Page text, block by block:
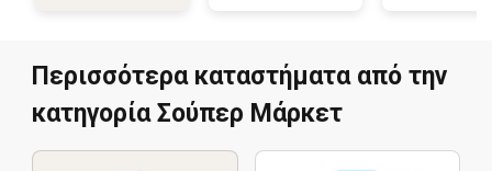
Περισσότερα καταστήματα από την
κατηγορία Σούπερ Μάρκετ